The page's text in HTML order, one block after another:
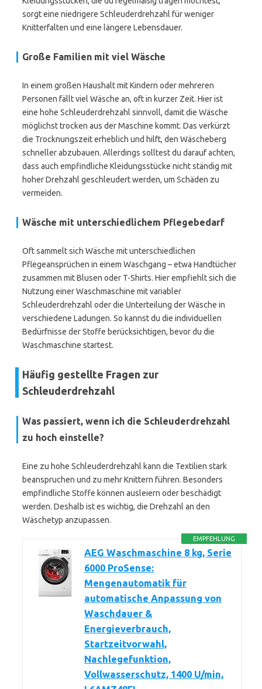
sorgt eine niedrigere Schleuderdrehzahl für weniger
Knitterfalten und eine längere Lebensdauer.
Große Familien mit viel Wäsche
In einem großen Haushalt mit Kindern oder mehreren
Personen fällt viel Wäsche an, oft in kurzer Zeit. Hier ist
eine hohe Schleuderdrehzahl sinnvoll, damit die Wäsche
möglichst trocken aus der Maschine kommt. Das verkürzt
die Trocknungszeit erheblich und hilft, den Wäscheberg
schneller abzubauen. Allerdings solltest du darauf achten,
dass auch empfindliche Kleidungsstücke nicht ständig mit
hoher Drehzahl geschleudert werden, um Schäden zu
vermeiden.
Wäsche mit unterschiedlichem Pflegebedarf
Oft sammelt sich Wäsche mit unterschiedlichen
Pflegeansprüchen in einem Waschgang – etwa Handtücher
zusammen mit Blusen oder T-Shirts. Hier empfiehlt sich die
Nutzung einer Waschmaschine mit variabler
Schleuderdrehzahl oder die Unterteilung der Wäsche in
verschiedene Ladungen. So kannst du die individuellen
Bedürfnisse der Stoffe berücksichtigen, bevor du die
Waschmaschine startest.
Häufig gestellte Fragen zur
Schleuderdrehzahl
Was passiert, wenn ich die Schleuderdrehzahl
zu hoch einstelle?
Eine zu hohe Schleuderdrehzahl kann die Textilien stark
beanspruchen und zu mehr Knittern führen. Besonders
empfindliche Stoffe können ausleiern oder beschädigt
werden. Deshalb ist es wichtig, die Drehzahl an den
Wäschetyp anzupassen.
EMPFEHLUNG
AEG Waschmaschine 8 kg, Serie
6000 ProSense:
Mengenautomatik für
automatische Anpassung von
Waschdauer &
Energieverbrauch,
Startzeitvorwahl,
Nachlegefunktion,
Vollwasserschutz, 1400 U/min,